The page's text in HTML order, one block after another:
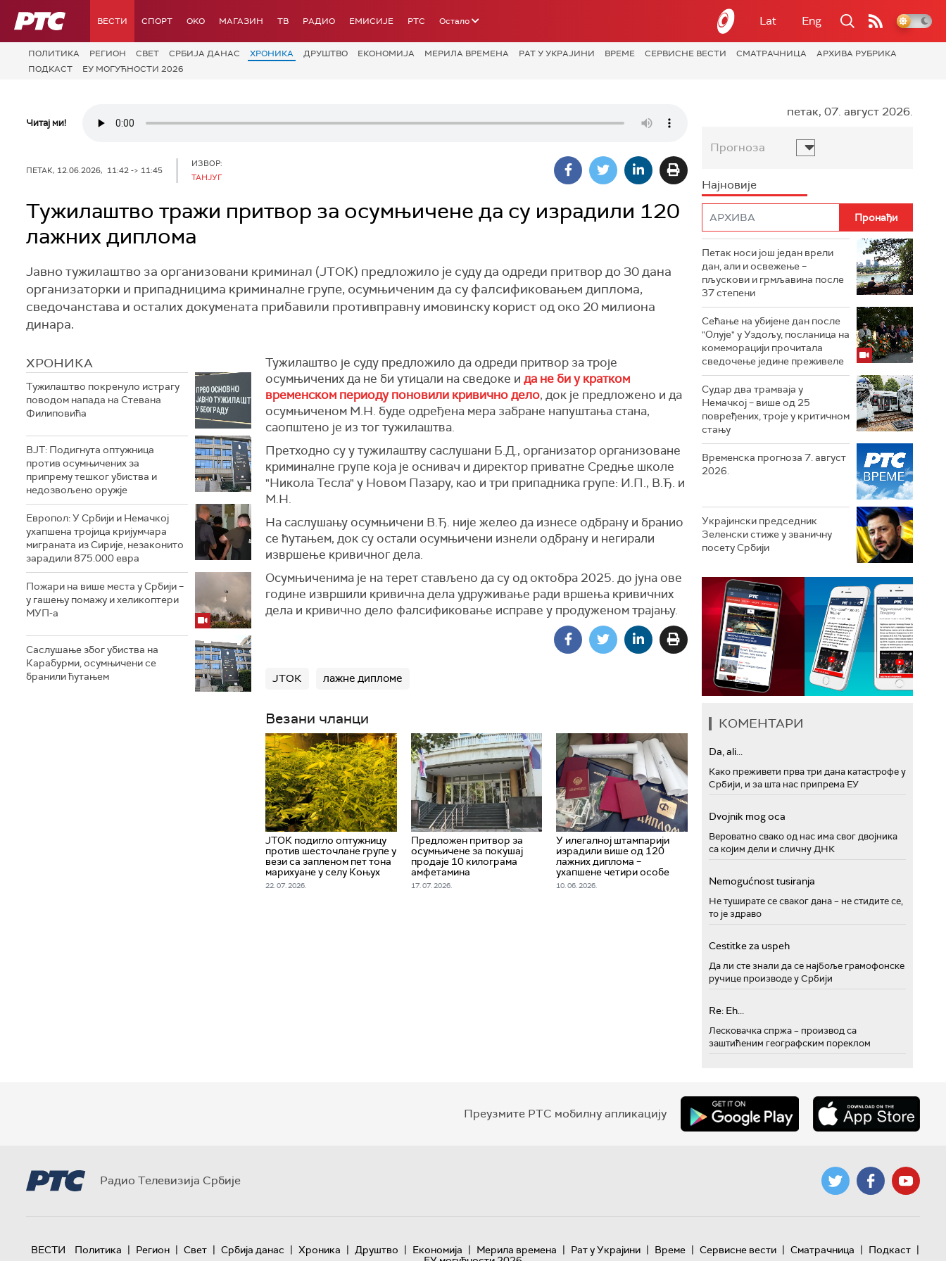
РТС ВЕСТИ СПОРТ OKO МАГАЗИН ТВ РАДИО ЕМИСИЈЕ РТС Остало Lat Eng
ПОЛИТИКА РЕГИОН СВЕТ СРБИЈА ДАНАС ХРОНИКА ДРУШТВО ЕКОНОМИЈА МЕРИЛА ВРЕМЕНА РАТ У УКРАЈИНИ ВРЕМЕ СЕРВИСНЕ ВЕСТИ СМАТРАЧНИЦА
АРХИВА РУБРИКА
ПОДКАСТ
ЕУ МОГУЋНОСТИ 2026
Читај ми!
ПЕТАК, 12.06.2026, 11:42 -> 11:45
ИЗВОР:
ТАНЈУГ
Тужилаштво тражи притвор за осумњичене да су израдили 120
лажних диплома
Јавно тужилаштво за организовани криминал (ЈТОК) предложило је суду да одреди притвор до 30 дана
организаторки и припадницима криминалне групе, осумњиченим да су фалсификовањем диплома,
сведочанстава и осталих докумената прибавили противправну имовинску корист од око 20 милиона
динара.
ХРОНИКА
Тужилаштво покренуло истрагу
поводом напада на Стевана
Филиповића
ВЈТ: Подигнута оптужница
против осумњичених за
припрему тешког убиства и
недозвољено оружје
Европол: У Србији и Немачкој
ухапшена тројица кријумчара
миграната из Сирије, незаконито
зарадили 875.000 евра
Пожари на више места у Србији –
у гашењу помажу и хеликоптери
МУП-а
Саслушање због убиства на
Карабурми, осумњичени се
бранили ћутањем
Тужилаштво је суду предложило да одреди притвор за троје
осумњичених да не би утицали на сведоке и да не би у кратком
временском периоду поновили кривично дело, док је предложено и да
осумњиченом М.Н. буде одређена мера забране напуштања стана,
саопштено је из тог тужилаштва.
Претходно су у тужилаштву саслушани Б.Д., организатор организоване
криминалне групе која је оснивач и директор приватне Средње школе
"Никола Тесла" у Новом Пазару, као и три припадника групе: И.П., В.Ђ. и
М.Н.
На саслушању осумњичени В.Ђ. није желео да изнесе одбрану и бранио
се ћутањем, док су остали осумњичени изнели одбрану и негирали
извршење кривичног дела.
Осумњиченима је на терет стављено да су од октобра 2025. до јуна ове
године извршили кривична дела удруживање ради вршења кривичних
дела и кривично дело фалсификовање исправе у продуженом трајању.
ЈТОК лажне дипломе
Везани чланци
ЈТОК подигло оптужницу
против шесточлане групе у
вези са запленом пет тона
марихуане у селу Коњух
22. 07. 2026.
Предложен притвор за
осумњичене за покушај
продаје 10 килограма
амфетамина
17. 07. 2026.
У илегалној штампарији
израдили више од 120
лажних диплома –
ухапшене четири особе
10. 06. 2026.
петак, 07. август 2026.
Прогноза
Најновије
Петак носи још један врели
дан, али и освежење –
пљускови и грмљавина после
37 степени
Сећање на убијене дан после
"Олује" у Уздољу, посланица на
комеморацији прочитала
сведочење једине преживеле
Судар два трамваја у
Немачкој – више од 25
повређених, троје у критичном
стању
Временска прогноза 7. август
2026.
Украјински председник
Зеленски стиже у званичну
посету Србији
КОМЕНТАРИ
Da, ali...
Како преживети прва три дана катастрофе у
Србији, и за шта нас припрема ЕУ
Dvojnik mog oca
Вероватно свако од нас има свог двојника
са којим дели и сличну ДНК
Nemogućnost tusiranja
Не туширате се сваког дана – не стидите се,
то је здраво
Cestitke za uspeh
Да ли сте знали да се најбоље грамофонске
ручице производе у Србији
Re: Eh...
Лесковачка спржа – производ са
заштићеним географским пореклом
Преузмите РТС мобилну апликацију
Радио Телевизија Србије
ВЕСТИ Политика | Регион | Свет | Србија данас | Хроника | Друштво | Економија | Мерила времена | Рат у Украјини | Време | Сервисне вести | Сматрачница | Подкаст |